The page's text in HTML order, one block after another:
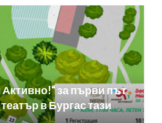
за първи път
в Бургас тази